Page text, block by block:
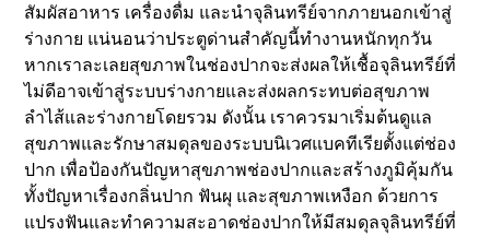
สัมผัสอาหาร เครื่องดื่ม และนำจุลินทรีย์จากภายนอกเข้าสู่
ร่างกาย แน่นอนว่าประตูด่านสำคัญนี้ทำงานหนักทุกวัน
หากเราละเลยสุขภาพในช่องปากจะส่งผลให้เชื้อจุลินทรีย์ที่
ไม่ดีอาจเข้าสู่ระบบร่างกายและส่งผลกระทบต่อสุขภาพ
ลำไส้และร่างกายโดยรวม ดังนั้น เราควรมาเริ่มต้นดูแล
สุขภาพและรักษาสมดุลของระบบนิเวศแบคทีเรียตั้งแต่ช่อง
ปาก เพื่อป้องกันปัญหาสุขภาพช่องปากและสร้างภูมิคุ้มกัน
ทั้งปัญหาเรื่องกลิ่นปาก ฟันผุ และสุขภาพเหงือก ด้วยการ
แปรงฟันและทำความสะอาดช่องปากให้มีสมดุลจุลินทรีย์ที่